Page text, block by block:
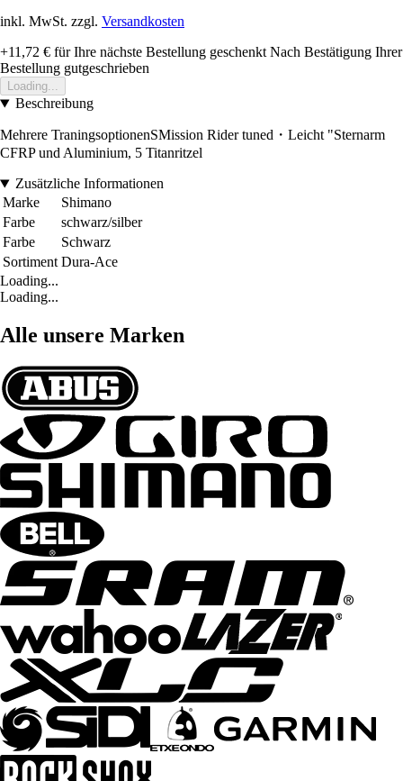
inkl. MwSt. zzgl. Versandkosten
+11,72 € für Ihre nächste Bestellung geschenkt Nach Bestätigung Ihrer
Bestellung gutgeschrieben
Loading...
Beschreibung
Mehrere TraningsoptionenSMission Rider tuned・Leicht "Sternarm
CFRP und Aluminium, 5 Titanritzel
Zusätzliche Informationen
Marke
Shimano
Farbe
schwarz/silber
Farbe
Schwarz
Sortiment Dura-Ace
Loading...
Loading...
Alle unsere Marken